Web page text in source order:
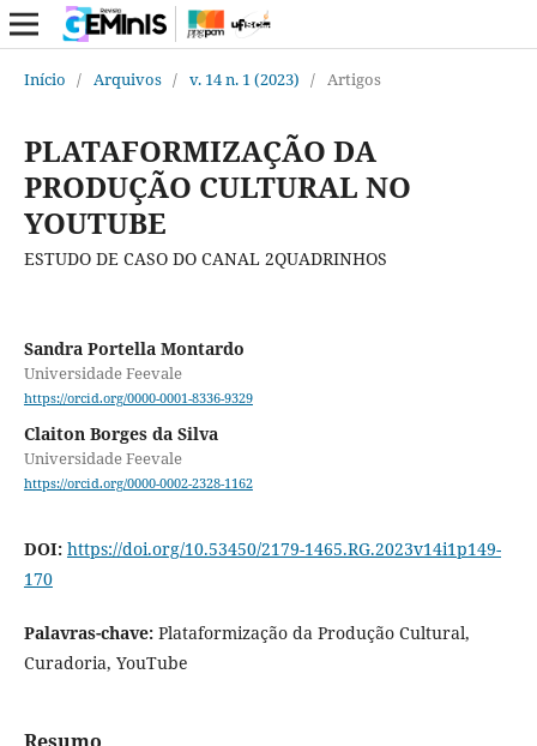
Início / Arquivos / v. 14 n. 1 (2023) / Artigos
PLATAFORMIZAÇÃO DA
PRODUÇÃO CULTURAL NO
YOUTUBE
ESTUDO DE CASO DO CANAL 2QUADRINHOS
Sandra Portella Montardo
Universidade Feevale
https://orcid.org/0000-0001-8336-9329
Claiton Borges da Silva
Universidade Feevale
https://orcid.org/0000-0002-2328-1162
DOI: https://doi.org/10.53450/2179-1465.RG.2023v14i1p149-
170
Palavras-chave: Plataformização da Produção Cultural,
Curadoria, YouTube